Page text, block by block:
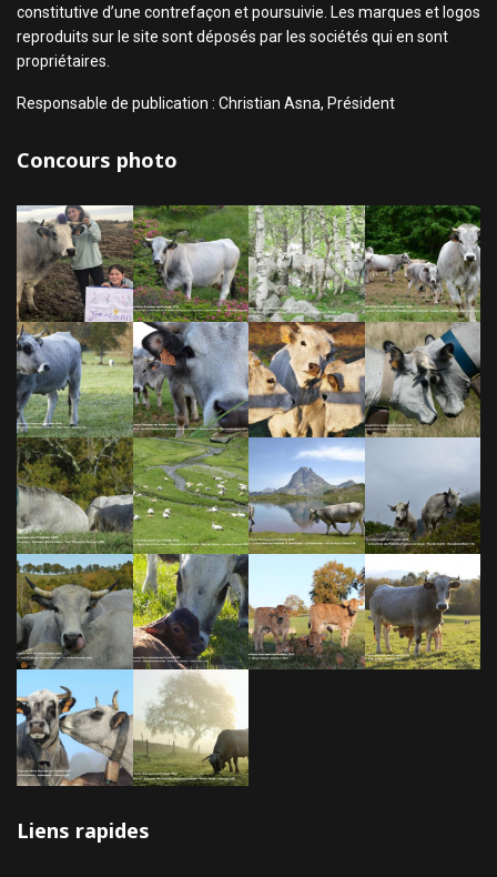
constitutive d’une contrefaçon et poursuivie. Les marques et logos
reproduits sur le site sont déposés par les sociétés qui en sont
propriétaires.
Responsable de publication : Christian Asna, Président
Concours photo
Liens rapides